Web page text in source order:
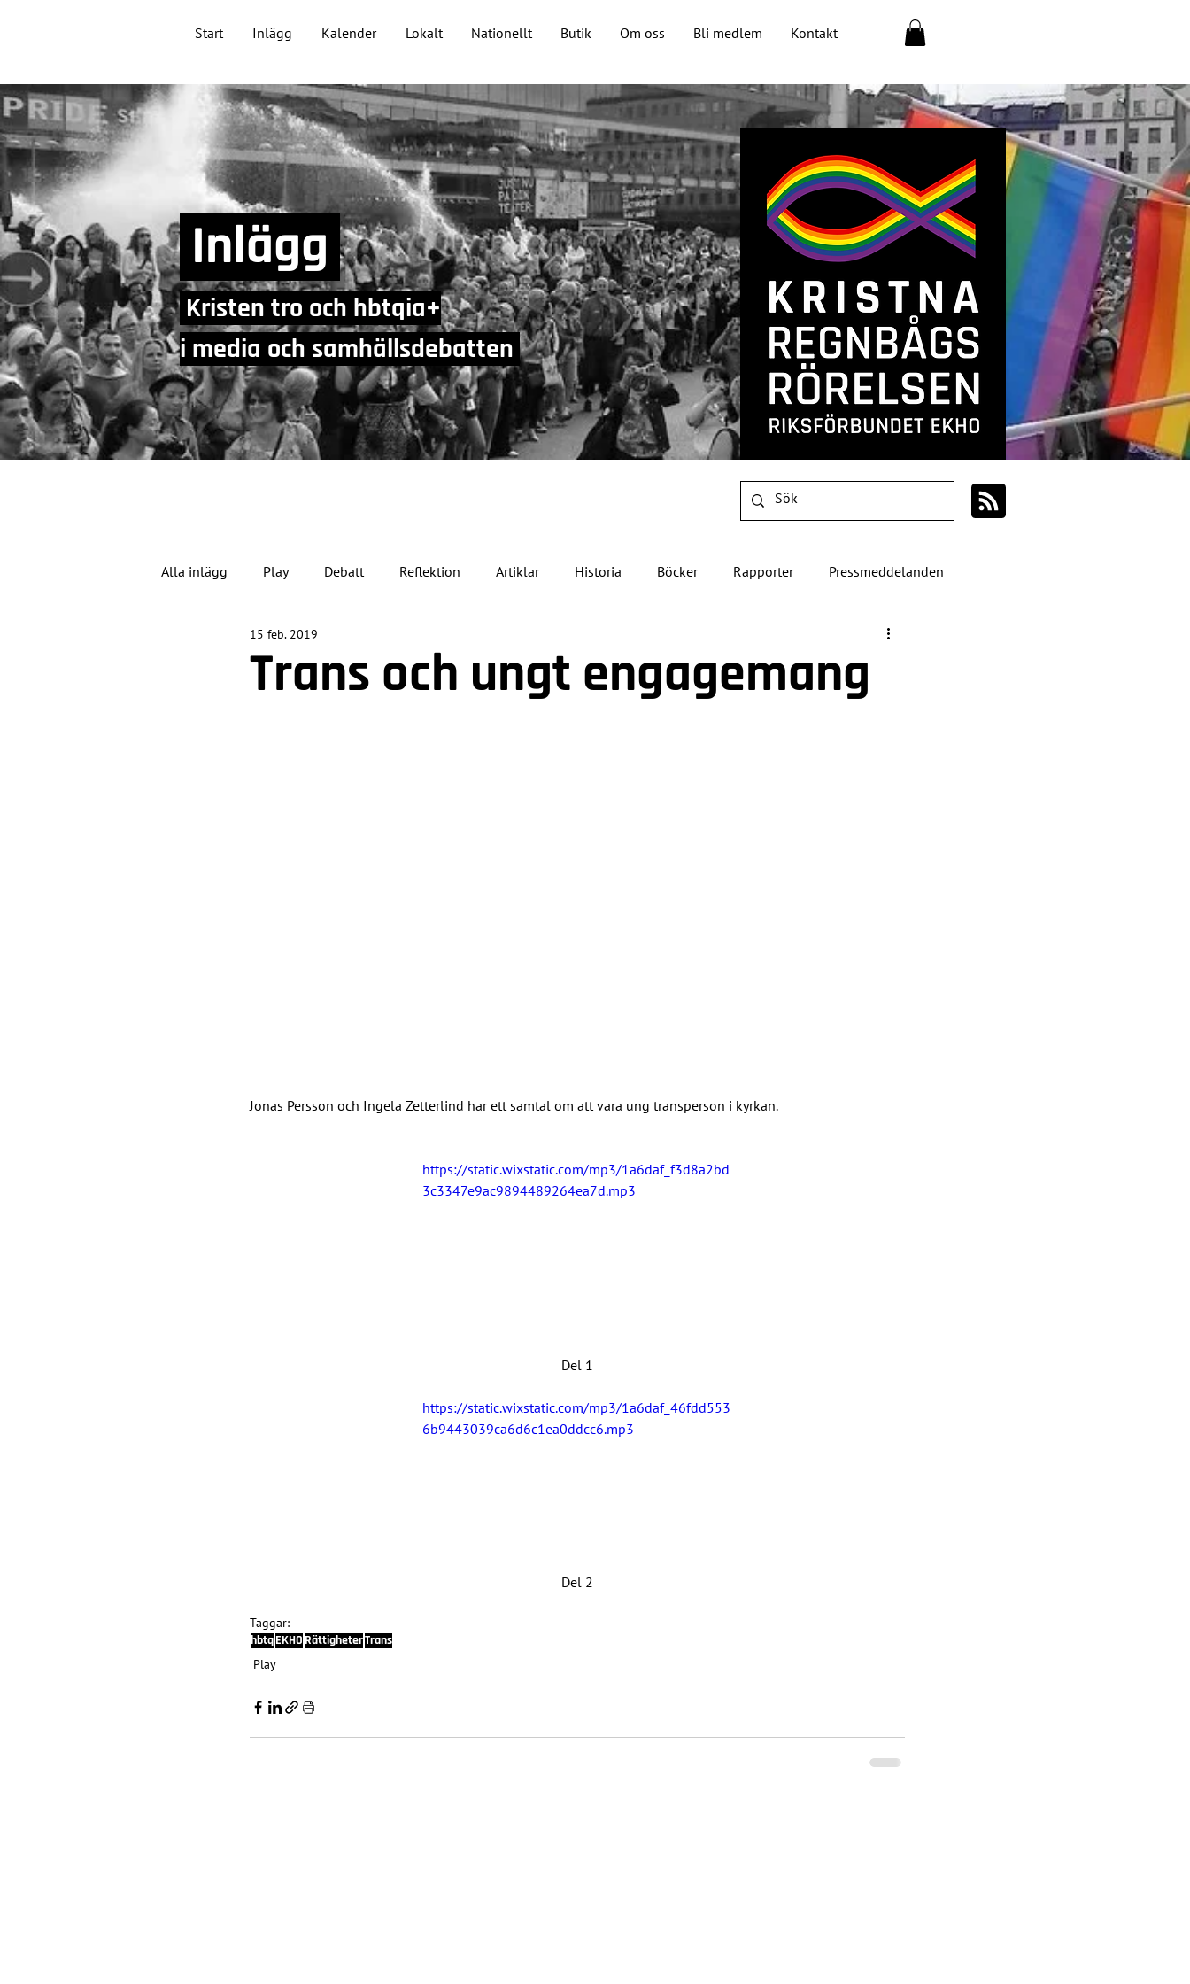
Start Inlägg Kalender Lokalt Nationellt Butik Om oss Bli medlem Kontakt
Inlägg
Kristen tro och hbtqia+
i media och samhällsdebatten
Alla inlägg Play Debatt Reflektion Artiklar Historia Böcker Rapporter Pressmeddelanden
JubileumsåretTrans och ungt engagemang
15 feb. 2019
Jonas Persson och Ingela Zetterlind har ett samtal om att vara ung transperson i kyrkan.
https://static.wixstatic.com/mp3/1a6daf_f3d8a2bd
3c3347e9ac9894489264ea7d.mp3
Del 1
https://static.wixstatic.com/mp3/1a6daf_46fdd553
6b9443039ca6d6c1ea0ddcc6.mp3
Del 2
Taggar:
hbtqEKHORättigheterTrans
Play